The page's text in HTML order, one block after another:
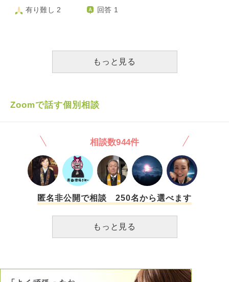
か月続いています。不安で気持ちも落ち込んでいて恐怖で頭
はあまり気にしていないようなのですが、万が一ということ
を考え出すと頭の中でグルグルと悪い考えが止まらなくなり
しあの時現場に居合わせていたらという不安と、どのように
有り難し 2 回答 1
もっと見る
Zoomで話す個別相談
相談数944件
匿名非公開で相談 250名から選べます
もっと見る